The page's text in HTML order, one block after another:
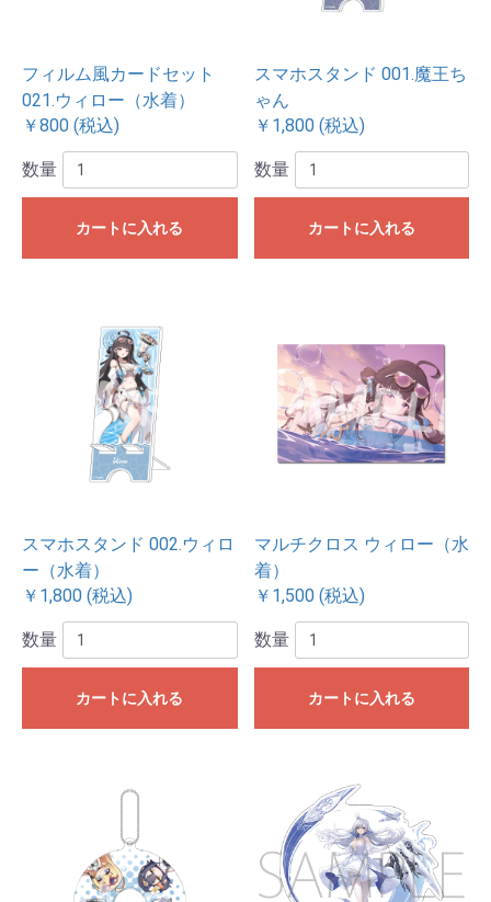
フィルム風カードセット
021.ウィロー（水着）
￥800 (税込)
数量
カートに入れる
スマホスタンド 001.魔王ち
ゃん
￥1,800 (税込)
数量
カートに入れる
スマホスタンド 002.ウィロ
ー（水着）
￥1,800 (税込)
数量
カートに入れる
マルチクロス ウィロー（水
着）
￥1,500 (税込)
数量
カートに入れる